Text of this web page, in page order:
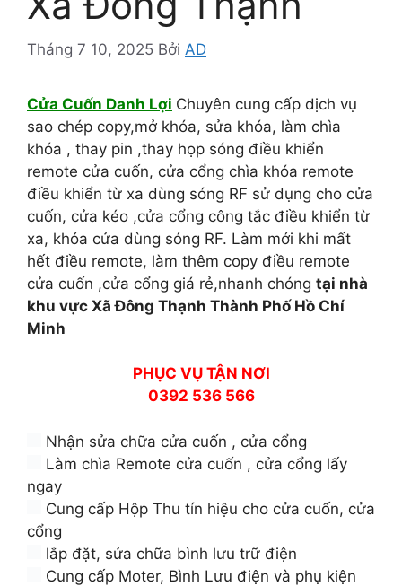
Tháng 7 10, 2025 Bởi AD
Cửa Cuốn Danh Lợi Chuyên cung cấp dịch vụ
sao chép copy,mở khóa, sửa khóa, làm chìa
khóa , thay pin ,thay họp sóng điều khiển
remote cửa cuốn, cửa cổng chìa khóa remote
điều khiển từ xa dùng sóng RF sử dụng cho cửa
cuốn, cửa kéo ,cửa cổng công tắc điều khiển từ
xa, khóa cửa dùng sóng RF. Làm mới khi mất
hết điều remote, làm thêm copy điều remote
cửa cuốn ,cửa cổng giá rẻ,nhanh chóng tại nhà
khu vực Xã Đông Thạnh Thành Phố Hồ Chí
Minh
PHỤC VỤ TẬN NƠI
0392 536 566
Nhận sửa chữa cửa cuốn , cửa cổng
Làm chìa Remote cửa cuốn , cửa cổng lấy
ngay
Cung cấp Hộp Thu tín hiệu cho cửa cuốn, cửa
cổng
lắp đặt, sửa chữa bình lưu trữ điện
Cung cấp Moter, Bình Lưu điện và phụ kiện